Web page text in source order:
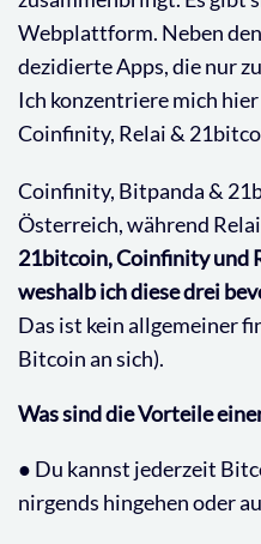
Webplattform. Neben
dezidierte Apps, die nur
Ich konzentriere mich
Coinfinity, Relai &
Coinfinity, Bitpanda &
Österreich, während
21bitcoin, Coinfinity und
weshalb ich diese drei
Das ist kein allgemeiner
Bitcoin an sich).
Was sind die Vorteile
● Du kannst jederzeit
nirgends hingehen oder